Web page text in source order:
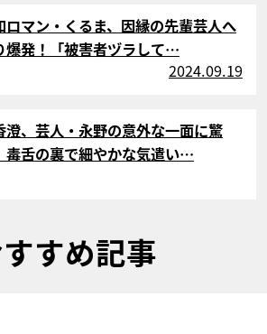
ル
ロマン・くるま、因縁の先輩芸人へ
爆発！「被害者ヅラして…
2024.09.19
ル
澄、芸人・永野の意外な一面に驚
舌の裏で細やかな気遣い…
すめ記事